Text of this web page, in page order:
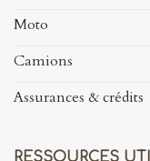
Moto
Camions
Assurances & crédits
RESSOURCES